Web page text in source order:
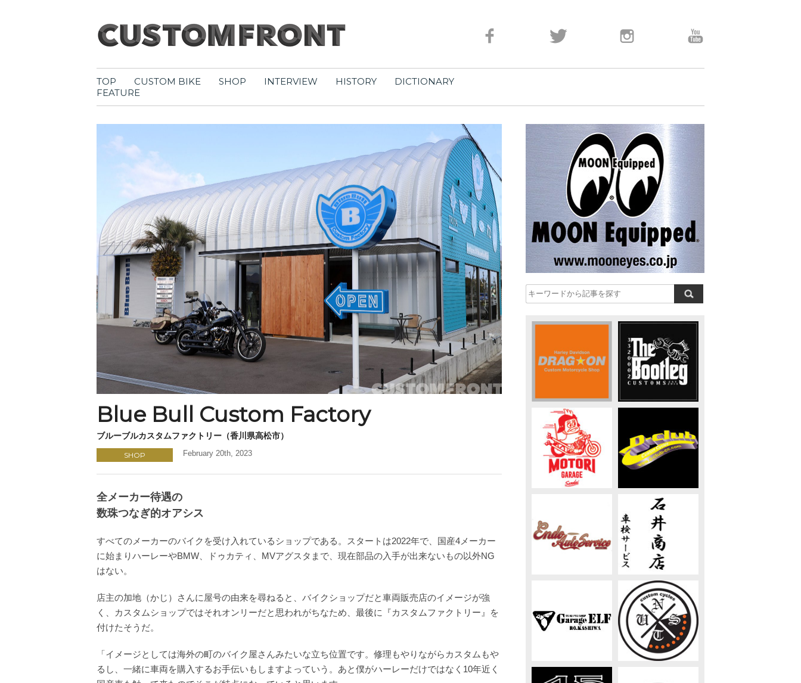
TOP CUSTOM BIKE SHOP INTERVIEW HISTORY
DICTIONARY
FEATURE
Blue Bull Custom Factory
ブルーブルカスタムファクトリー（香川県高松市）
SHOP February 20th, 2023
全メーカー待遇の
数珠つなぎ的オアシス
すべてのメーカーのバイクを受け入れているショップである。スタートは2022年で、国産4メーカー
に始まりハーレーやBMW、ドゥカティ、MVアグスタまで、現在部品の入手が出来ないもの以外NG
はない。
店主の加地（かじ）さんに屋号の由来を尋ねると、バイクショップだと車両販売店のイメージが強
く、カスタムショップではそれオンリーだと思われがちなため、最後に『カスタムファクトリー』を
付けたそうだ。
「イメージとしては海外の町のバイク屋さんみたいな立ち位置です。修理もやりながらカスタムもや
るし、一緒に車両を購入するお手伝いもしますよっていう。あと僕がハーレーだけではなく10年近く